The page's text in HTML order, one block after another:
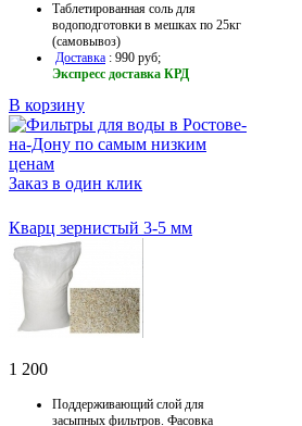
Таблетированная соль для
водоподготовки в мешках по 25кг
(самовывоз)
Доставка : 990 руб;
Экспресс доставка КРД
В корзину
Заказ в один клик
Кварц зернистый 3-5 мм
1 200
Поддерживающий слой для
засыпных фильтров. Фасовка